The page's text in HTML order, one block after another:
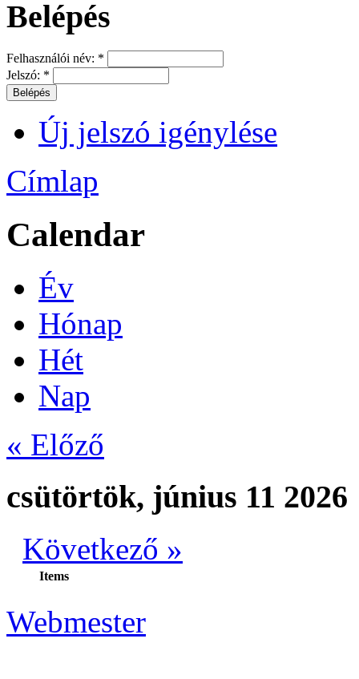
Belépés
Felhasználói név: *
Jelszó: *
Új jelszó igénylése
Címlap
Calendar
Év
Hónap
Hét
Nap
« Előző
csütörtök, június 11 2026
Következő »
Items
Webmester